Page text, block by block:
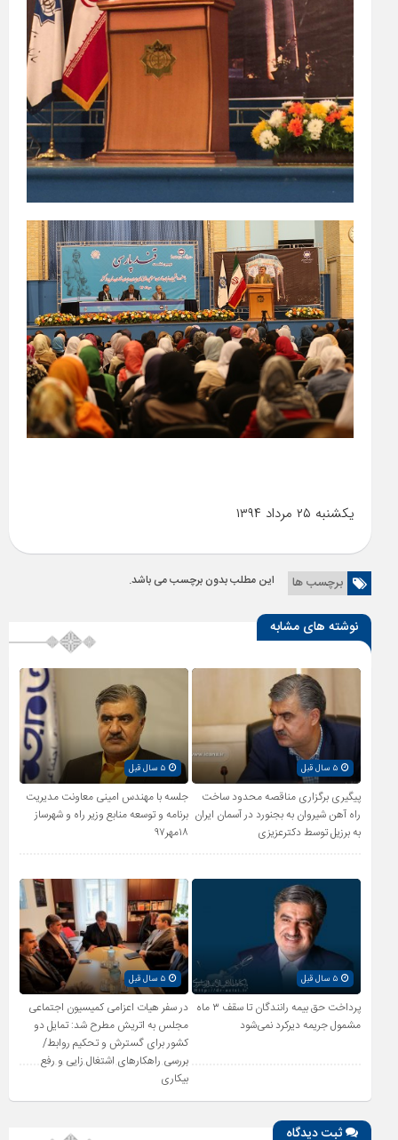
یکشنبه ۲۵ مرداد ۱۳۹۴
برچسب ها این مطلب بدون برچسب می باشد.
نوشته های مشابه
۵ سال قبل
پیگیری برگزاری مناقصه محدود ساخت
راه آهن شیروان به بجنورد در آسمان ایران
به برزیل توسط دکترعزیزی
۵ سال قبل
جلسه با مهندس امینی معاونت مدیریت
برنامه و توسعه منابع وزیر راه و شهرساز
۱۸مهر۹۷
۵ سال قبل
پرداخت حق بیمه رانندگان تا سقف ۳ ماه
مشمول جریمه دیرکرد نمی‌شود
۵ سال قبل
در سفر هیات اعزامی کمیسیون اجتماعی
مجلس به اتریش مطرح شد: تمایل دو
کشور برای گسترش و تحکیم روابط/
بررسی راهکارهای اشتغال زایی و رفع
بیکاری
ثبت دیدگاه